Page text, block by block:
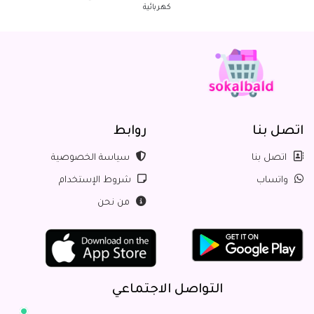
اتصل بنا
اتصل بنا
واتساب
روابط
سياسة الخصوصية
شروط الإستخدام
من نحن
التواصل الاجتماعي